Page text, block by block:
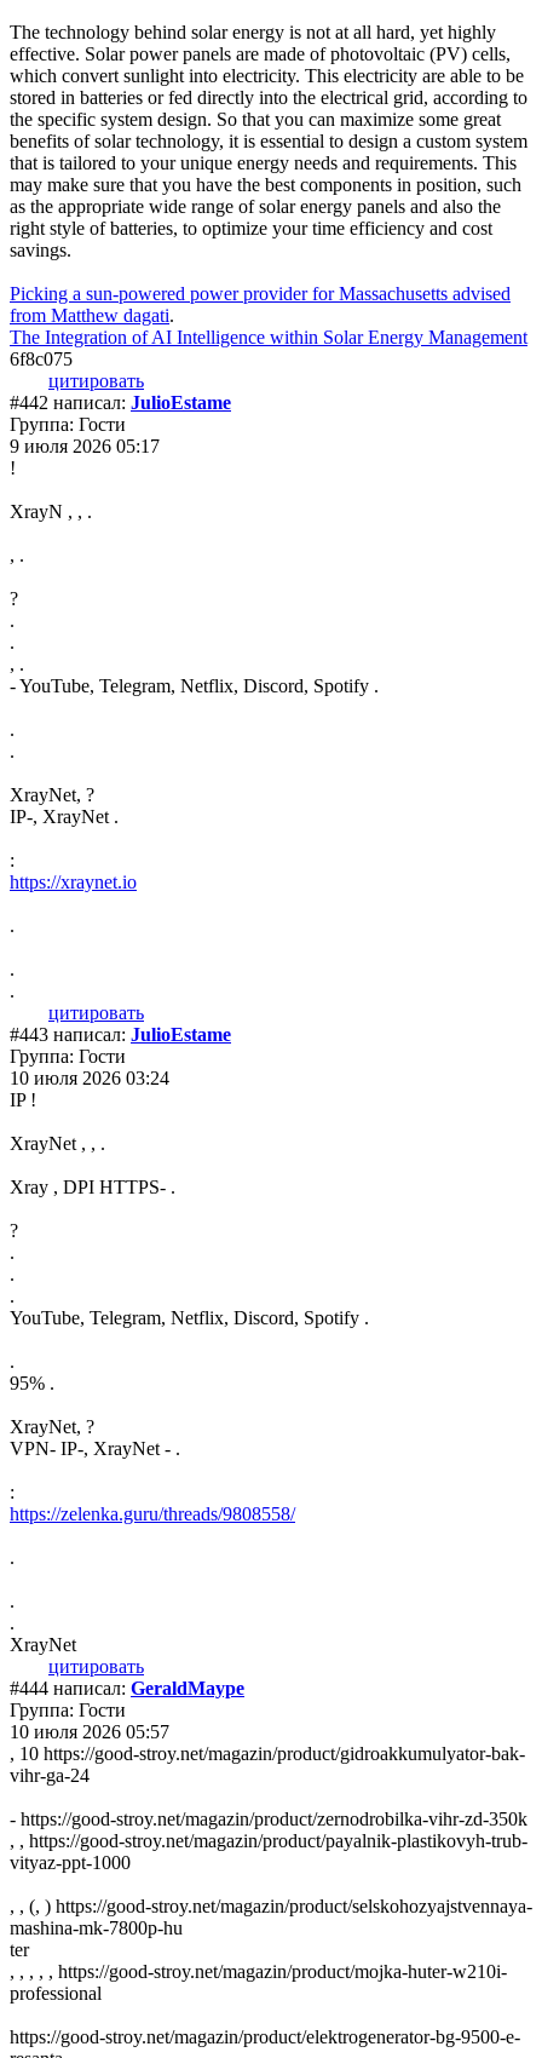
The technology behind solar energy is not at all hard, yet highly
effective. Solar power panels are made of photovoltaic (PV) cells,
which convert sunlight into electricity. This electricity are able to be
stored in batteries or fed directly into the electrical grid, according to
the specific system design. So that you can maximize some great
benefits of solar technology, it is essential to design a custom system
that is tailored to your unique energy needs and requirements. This
may make sure that you have the best components in position, such
as the appropriate wide range of solar energy panels and also the
right style of batteries, to optimize your time efficiency and cost
savings.
Picking a sun-powered power provider for Massachusetts advised
from Matthew dagati.
The Integration of AI Intelligence within Solar Energy Management
6f8c075
цитировать
#442 написал: JulioEstame
Группа: Гости
9 июля 2026 05:17
!
XrayN , , .
, .
?
.
.
, .
- YouTube, Telegram, Netflix, Discord, Spotify .
.
.
XrayNet, ?
IP-, XrayNet .
:
https://xraynet.io
.
.
.
цитировать
#443 написал: JulioEstame
Группа: Гости
10 июля 2026 03:24
IP !
XrayNet , , .
Xray , DPI HTTPS- .
?
.
.
.
YouTube, Telegram, Netflix, Discord, Spotify .
.
95% .
XrayNet, ?
VPN- IP-, XrayNet - .
:
https://zelenka.guru/threads/9808558/
.
.
.
XrayNet
цитировать
#444 написал: GeraldMaype
Группа: Гости
10 июля 2026 05:57
, 10 https://good-stroy.net/magazin/product/gidroakkumulyator-bak-
vihr-ga-24
- https://good-stroy.net/magazin/product/zernodrobilka-vihr-zd-350k
, , https://good-stroy.net/magazin/product/payalnik-plastikovyh-trub-
vityaz-ppt-1000
, , (, ) https://good-stroy.net/magazin/product/selskohozyajstvennaya-
mashina-mk-7800p-hu
ter
, , , , , https://good-stroy.net/magazin/product/mojka-huter-w210i-
professional
https://good-stroy.net/magazin/product/elektrogenerator-bg-9500-e-